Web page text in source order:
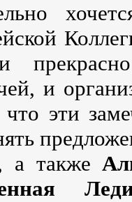
и
эти
а также